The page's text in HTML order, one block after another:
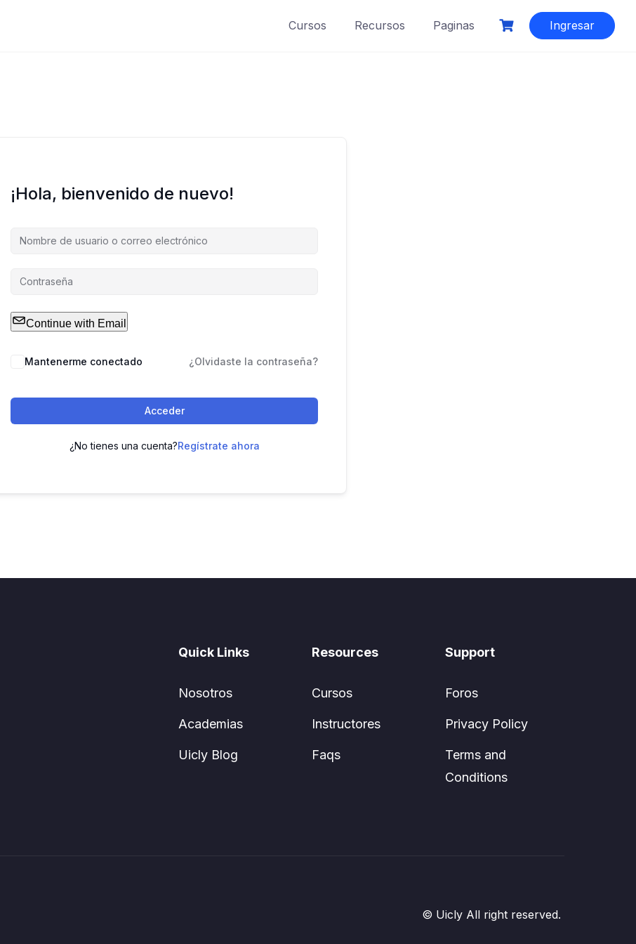
Cursos Recursos Paginas Ingresar
¡Hola, bienvenido de nuevo!
Continue with Email
Mantenerme conectado ¿Olvidaste la contraseña?
Acceder
¿No tienes una cuenta?Regístrate ahora
Quick Links
Nosotros
Academias
Uicly Blog
Resources
Cursos
Instructores
Faqs
Support
Foros
Privacy Policy
Terms and
Conditions
© Uicly All right reserved.